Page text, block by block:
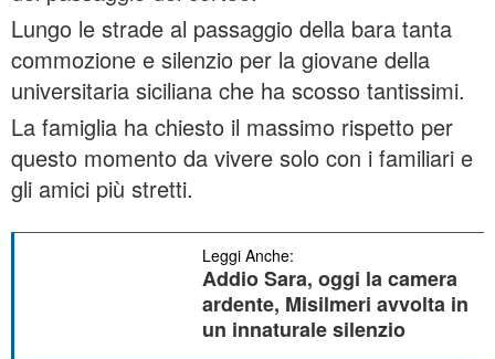
Text Edge Style
Font Family
Resetrestore all settings to the default values
Done
Lungo le strade al passaggio della bara tanta
commozione e silenzio per la giovane della
universitaria siciliana che ha scosso tantissimi.
La famiglia ha chiesto il massimo rispetto per
questo momento da vivere solo con i familiari e
gli amici più stretti.
Leggi Anche:
Addio Sara, oggi la camera
ardente, Misilmeri avvolta in
un innaturale silenzio